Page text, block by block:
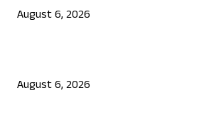
August 6, 2026
August 6, 2026